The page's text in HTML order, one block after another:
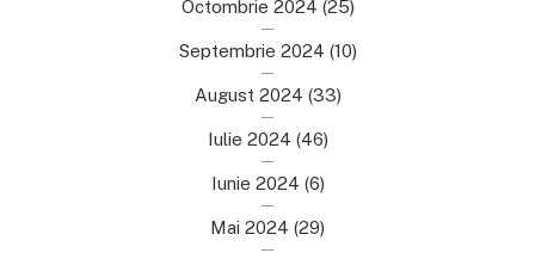
Octombrie 2024 (25)
Septembrie 2024 (10)
August 2024 (33)
Iulie 2024 (46)
Iunie 2024 (6)
Mai 2024 (29)